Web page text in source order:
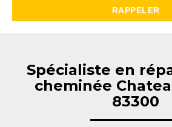
Spécialiste en
cheminée
83300